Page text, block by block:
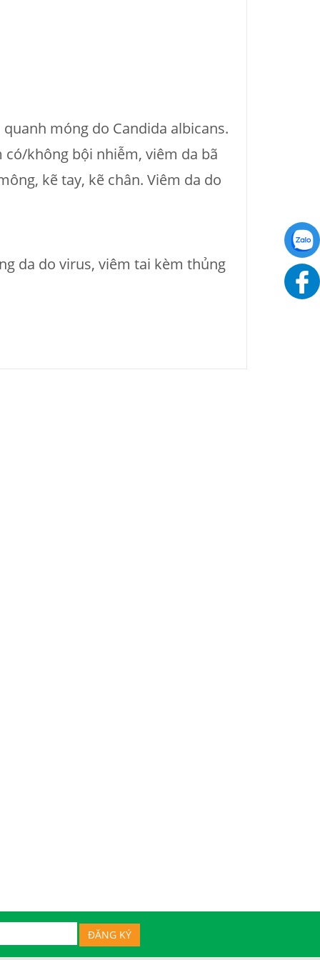
móng do Candida albicans.
có/không bội nhiễm, viêm da bã
kẽ tay, kẽ chân. Viêm da do
da do virus, viêm tai kèm thủng